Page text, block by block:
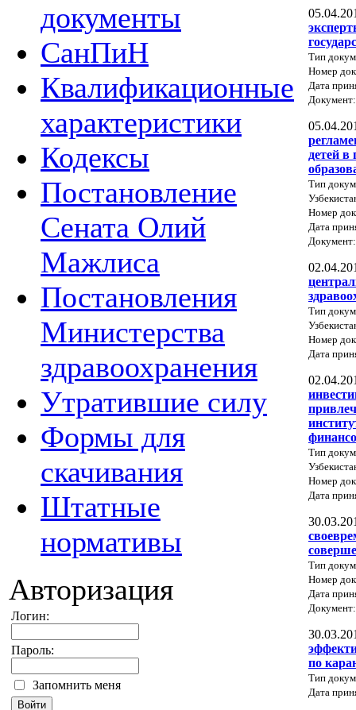
документы
СанПиН
Квалификационные
характеристики
Кодексы
Постановление
Сената Олий
Мажлиса
Постановления
Министерства
здравоохранения
Утратившие силу
Формы для
скачивания
Штатные
нормативы
Авторизация
Логин:
Пароль:
Запомнить меня
Тип
Номер
Дата
детей в
Тип
Номер
Дата
Тип
Номер
Дата
Тип
Номер
Дата
Тип
Номер
Дата
по
Тип
Дата